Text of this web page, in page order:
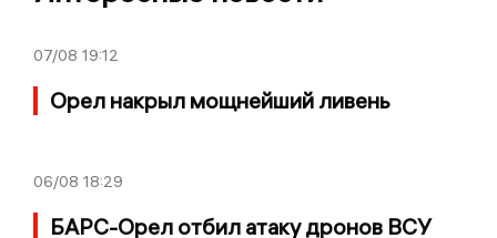
07/08 19:12
Орел накрыл мощнейший ливень
06/08 18:29
БАРС-Орел отбил атаку дронов ВСУ